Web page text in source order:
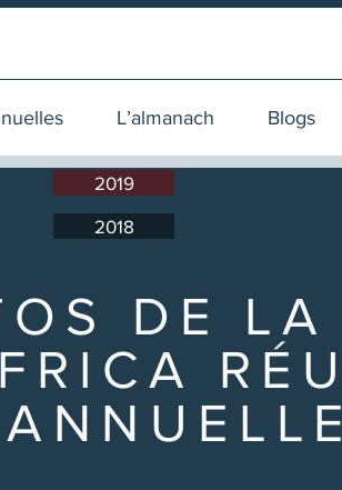
L’almanach Blogs
DE
ANNUELLE
2019
2018
L’almanach Blogs